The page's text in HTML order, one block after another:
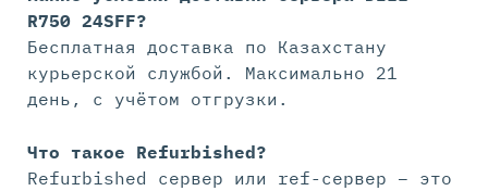
R750 24SFF?
Бесплатная доставка по Казахстану
курьерской службой. Максимально 21
день, с учётом отгрузки.
Что такое Refurbished?
Refurbished сервер или ref-сервер – это